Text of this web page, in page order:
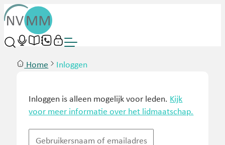
Home Inloggen
Inloggen is alleen mogelijk voor leden. Kijk
voor meer informatie over het lidmaatschap.